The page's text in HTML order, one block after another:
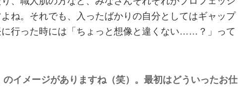
ね。それでも、入ったばかりの自分としてはギャップ
行った時には「ちょっと想像と違くない……？」って
イメージがありますね（笑）。最初はどういったお仕